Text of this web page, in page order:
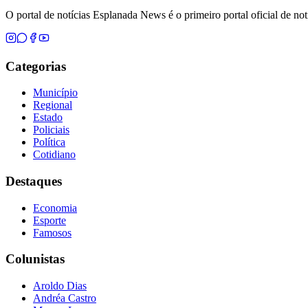
O portal de notícias Esplanada News é o primeiro portal oficial de
Categorias
Município
Regional
Estado
Policiais
Política
Cotidiano
Destaques
Economia
Esporte
Famosos
Colunistas
Aroldo Dias
Andréa Castro